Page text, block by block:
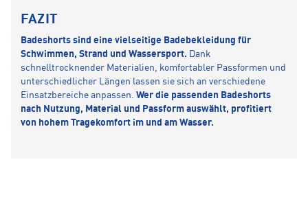
FAZIT
Badeshorts sind eine vielseitige Badebekleidung für
Schwimmen, Strand und Wassersport. Dank
schnelltrocknender Materialien, komfortabler Passformen und
unterschiedlicher Längen lassen sie sich an verschiedene
Einsatzbereiche anpassen. Wer die passenden Badeshorts
nach Nutzung, Material und Passform auswählt, profitiert
von hohem Tragekomfort im und am Wasser.